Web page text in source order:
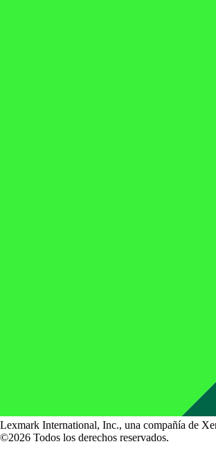
Lexmark International, Inc., una compañía de
©2026 Todos los derechos reservados.